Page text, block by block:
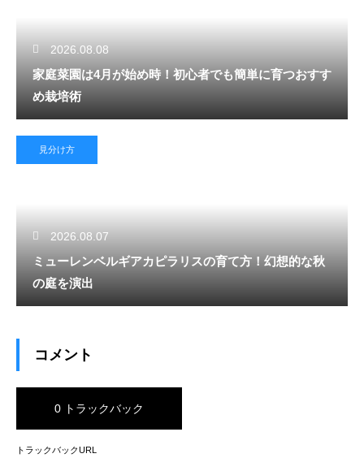
2026.08.08
家庭菜園は4月が始め時！初心者でも簡単に育つおすす
め栽培術
見分け方
2026.08.07
ミューレンベルギアカピラリスの育て方！幻想的な秋
の庭を演出
コメント
0 トラックバック
トラックバックURL